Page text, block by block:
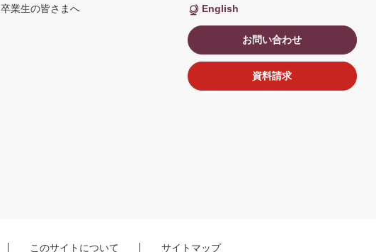
卒業生の皆さまへ
ィ
ン
ド
ウ
で
開
く
English
お問い合わせ
資料請求
このサイトについて サイトマップ